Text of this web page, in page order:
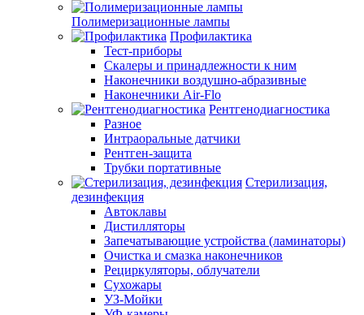
Полимеризационные лампы
Профилактика
Тест-приборы
Скалеры и принадлежности к ним
Наконечники воздушно-абразивные
Наконечники Air-Flo
Рентгенодиагностика
Разное
Интраоральные датчики
Рентген-защита
Трубки портативные
Стерилизация,
дезинфекция
Автоклавы
Дистилляторы
Запечатывающие устройства (ламинаторы)
Очистка и смазка наконечников
Рециркуляторы, облучатели
Сухожары
УЗ-Мойки